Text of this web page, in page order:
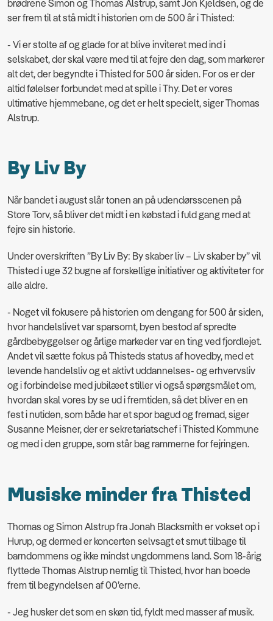
brødrene Simon og Thomas Alstrup, samt Jon Kjeldsen, og de
ser frem til at stå midt i historien om de 500 år i Thisted:
- Vi er stolte af og glade for at blive inviteret med ind i
selskabet, der skal være med til at fejre den dag, som markerer
alt det, der begyndte i Thisted for 500 år siden. For os er der
altid følelser forbundet med at spille i Thy. Det er vores
ultimative hjemmebane, og det er helt specielt, siger Thomas
Alstrup.
By Liv By
Når bandet i august slår tonen an på udendørsscenen på
Store Torv, så bliver det midt i en købstad i fuld gang med at
fejre sin historie.
Under overskriften ”By Liv By: By skaber liv – Liv skaber by” vil
Thisted i uge 32 bugne af forskellige initiativer og aktiviteter for
alle aldre.
- Noget vil fokusere på historien om dengang for 500 år siden,
hvor handelslivet var sparsomt, byen bestod af spredte
gårdbebyggelser og årlige markeder var en ting ved fjordlejet.
Andet vil sætte fokus på Thisteds status af hovedby, med et
levende handelsliv og et aktivt uddannelses- og erhvervsliv
og i forbindelse med jubilæet stiller vi også spørgsmålet om,
hvordan skal vores by se ud i fremtiden, så det bliver en en
fest i nutiden, som både har et spor bagud og fremad, siger
Susanne Meisner, der er sekretariatschef i Thisted Kommune
og med i den gruppe, som står bag rammerne for fejringen.
Musiske minder fra Thisted
Thomas og Simon Alstrup fra Jonah Blacksmith er vokset op i
Hurup, og dermed er koncerten selvsagt et smut tilbage til
barndommens og ikke mindst ungdommens land. Som 18-årig
flyttede Thomas Alstrup nemlig til Thisted, hvor han boede
frem til begyndelsen af 00’erne.
- Jeg husker det som en skøn tid, fyldt med masser af musik.